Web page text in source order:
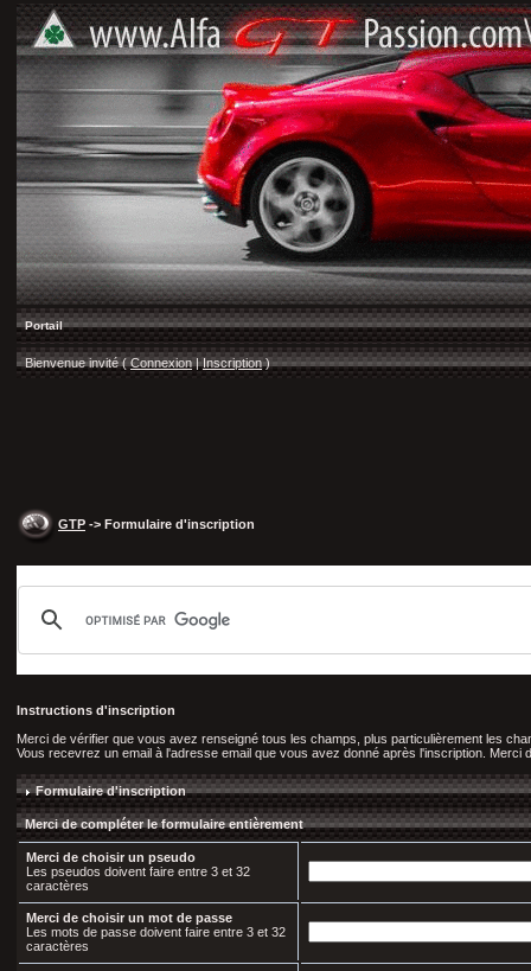
Portail
Bienvenue invité ( Connexion |Inscription)
GTP -> Formulaire d'inscription
Instructions d'inscription
Merci de vérifier que vous avez renseigné tous les champs, plus particulièrement les
Vous recevrez un email à l'adresse email que vous avez donné après l'inscription.
Formulaire d'inscription
Merci de compléter le formulaire entièrement
Merci de choisir un pseudo
Les pseudos doivent faire entre 3 et 32
caractères
Merci de choisir un mot de passe
Les mots de passe doivent faire entre 3 et 32
caractères